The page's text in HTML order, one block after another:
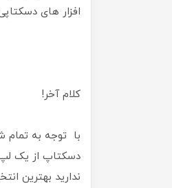
افزار های
کلام آخر!
با توجه به تمام
دسکتاپ از یک
ندارید بهترین